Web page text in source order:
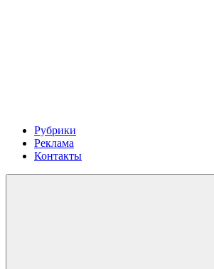
Рубрики
Реклама
Контакты